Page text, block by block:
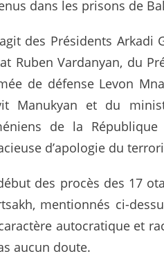
dans les prisons de
des Présidents Arkadi
Ruben Vardanyan, du
de défense Levon
Manukyan et du
de la République
d’apologie du
des procès des 17
mentionnés ci-
autocratique et
aucun doute.